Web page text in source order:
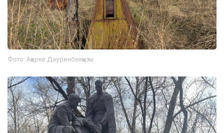
Фото: Ақерке Дәуренбекқызы